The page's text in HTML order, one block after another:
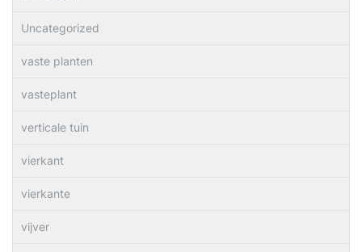
Uncategorized
vaste planten
vasteplant
verticale tuin
vierkant
vierkante
vijver